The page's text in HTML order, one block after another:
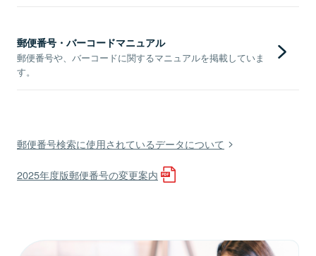
郵便番号・バーコードマニュアル
郵便番号や、バーコードに関するマニュアルを掲載していま
す。
郵便番号検索に使用されているデータについて
2025年度版郵便番号の変更案内